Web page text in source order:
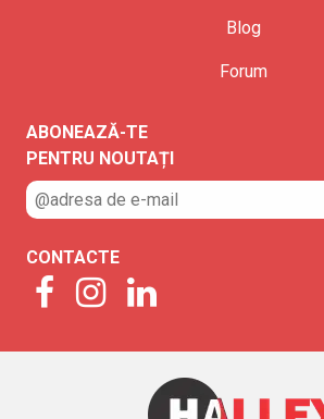
Blog
Forum
ABONEAZĂ-TE
PENTRU NOUTAȚI
CONTACTE